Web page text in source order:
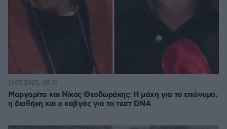
Μαργαρίτα και Νίκος Θεοδωράκης: Η μάχη για το επώνυμο,
η διαθήκη και o καβγάς για το τεστ DNA
11.05.2025, 08:15